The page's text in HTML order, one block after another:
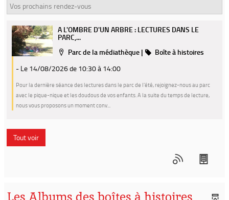
Vos prochains rendez-vous
A L'OMBRE D'UN ARBRE : LECTURES DANS LE
PARC,...
Localisation
Parc de la médiathèque | Catégorie
Boîte à histoires
- Le 14/08/2026de 10:30 à 14:00
Pour la dernière séance des lectures dans le parc de l'été, rejoignez-nous au parc
avec le pique-nique et les doudous de vos enfants. A la suite du temps de lecture,
nous vous proposons un moment conv...
Tout voir
Les Albums des boîtes à histoires